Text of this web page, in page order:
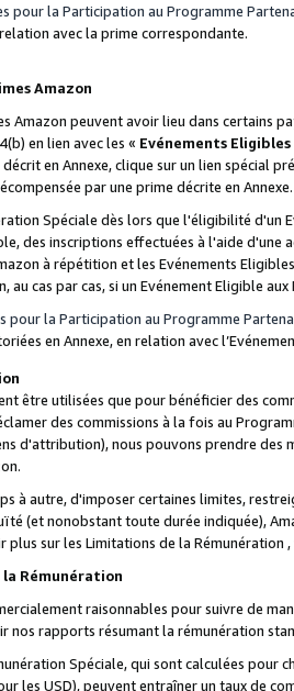
pour la Participation au Programme
avec la prime correspondante.
Amazon
Amazon peuvent avoir lieu dans certains
en lien avec les « Evénements
en Annexe, clique sur un lien spécial
par une prime décrite en Annexe.
Spéciale dès lors que l'éligibilité d'un
des inscriptions effectuées à l'aide
à répétition et les Evénements
au cas par cas, si un Evénement Eligible
pour la Participation au Programme
en Annexe, en relation avec
être utilisées que pour bénéficier des
des commissions à la fois au
d'attribution), nous pouvons prendre
à autre, d'imposer certaines limites,
(et nonobstant toute durée indiquée),
plus sur les Limitations de la Rémunération
Rémunération
raisonnables pour suivre de
nos rapports résumant la rémunération
Spéciale, qui sont calculées pour
les USD), peuvent entraîner un taux de